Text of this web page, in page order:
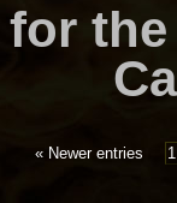
the
« Newer entries 1